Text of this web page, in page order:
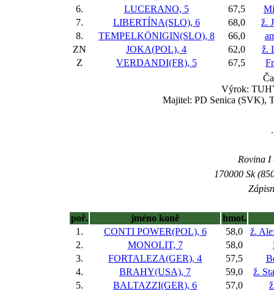
6.
LUCERANO, 5 67,5
7.
LIBERTÍNA(SLO), 6 68,0
ž.
8.
TEMPELKÖNIGIN(SLO), 8 66,0
ZN
JOKA(POL), 4 62,0
ž.
Z
VERDANDI(FR), 5 67,5
Výrok:
Majitel: PD Senica (SVK),
Rovina I
170000 Sk
poř. jméno koně
hmot.
1.
CONTI POWER(POL), 6 58,0
ž.
2.
MONOLIT, 7 58,0
3.
FORTALEZA(GER), 4 57,5
4.
BRAHY(USA), 7 59,0
ž.
5.
BALTAZZI(GER), 6 57,0